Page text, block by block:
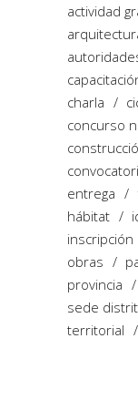
actividad
charla
concurso
entrega
hábitat
inscripción
obras
provincia
sede
territorial